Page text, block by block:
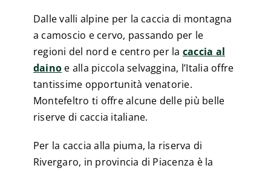
Dalle valli alpine per la caccia di montagna
a camoscio e cervo, passando per le
regioni del nord e centro per la caccia al
daino e alla piccola selvaggina, l’Italia offre
tantissime opportunità venatorie.
Montefeltro ti offre alcune delle più belle
riserve di caccia italiane.
Per la caccia alla piuma, la riserva di
Rivergaro, in provincia di Piacenza è la